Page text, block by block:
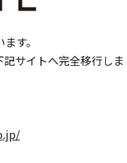
す。
サイトへ完全移行しま